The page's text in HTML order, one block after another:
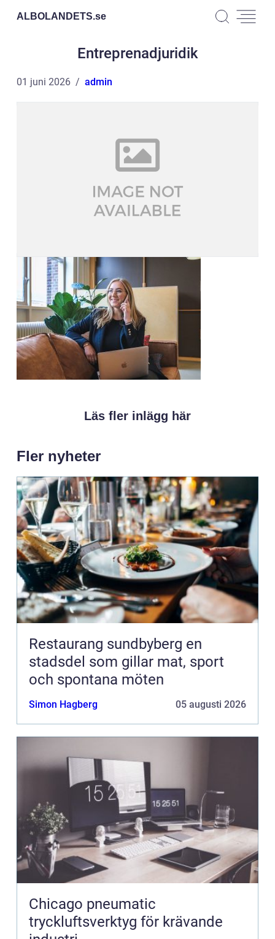
ALBOLANDETS.se
Entreprenadjuridik
01 juni 2026 admin
Läs fler inlägg här
Fler nyheter
Restaurang sundbyberg en
stadsdel som gillar mat, sport
och spontana möten
Simon Hagberg 05 augusti 2026
Chicago pneumatic
tryckluftsverktyg för krävande